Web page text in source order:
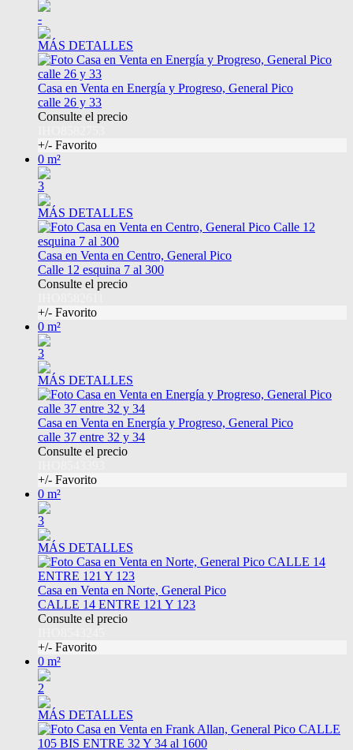
-
MÁS DETALLES
Casa en Venta en Energía y Progreso, General Pico
calle 26 y 33
Consulte el precio
+/- Favorito
0 m²
3
MÁS DETALLES
Casa en Venta en Centro, General Pico
Calle 12 esquina 7 al 300
Consulte el precio
+/- Favorito
0 m²
3
MÁS DETALLES
Casa en Venta en Energía y Progreso, General Pico
calle 37 entre 32 y 34
Consulte el precio
+/- Favorito
0 m²
3
MÁS DETALLES
Casa en Venta en Norte, General Pico
CALLE 14 ENTRE 121 Y 123
Consulte el precio
+/- Favorito
0 m²
2
MÁS DETALLES